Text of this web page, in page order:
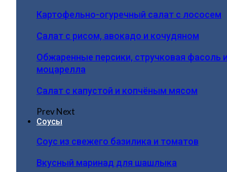
Картофельно-огуречный салат с лососем
Салат с рисом, авокадо и кочудяном
Обжаренные персики, стручковая фасоль
моцарелла
Салат с капустой и копчёным мясом
PrevNext
Соусы
Соус из свежего базилика и томатов
Вкусный маринад для шашлыка